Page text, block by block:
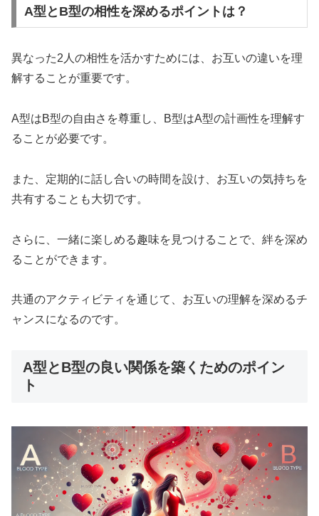
A型とB型の相性を深めるポイントは？
異なった2人の相性を活かすためには、お互いの違いを理
解することが重要です。
A型はB型の自由さを尊重し、B型はA型の計画性を理解す
ることが必要です。
また、定期的に話し合いの時間を設け、お互いの気持ちを
共有することも大切です。
さらに、一緒に楽しめる趣味を見つけることで、絆を深め
ることができます。
共通のアクティビティを通じて、お互いの理解を深めるチ
ャンスになるのです。
A型とB型の良い関係を築くためのポイン
ト